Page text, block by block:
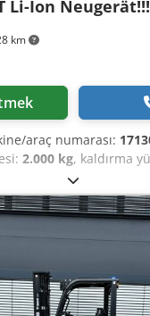
km
Li-Ion Neugerät!!!
araç numarası:
2.000 kg, kaldırma
1.484 mm
, direk tipi:triplex,
voltajı:51,2 V,
ölçüsü: 200/50-10
,
Akszfd D Ioaokr Seri
51,2V 277Ah